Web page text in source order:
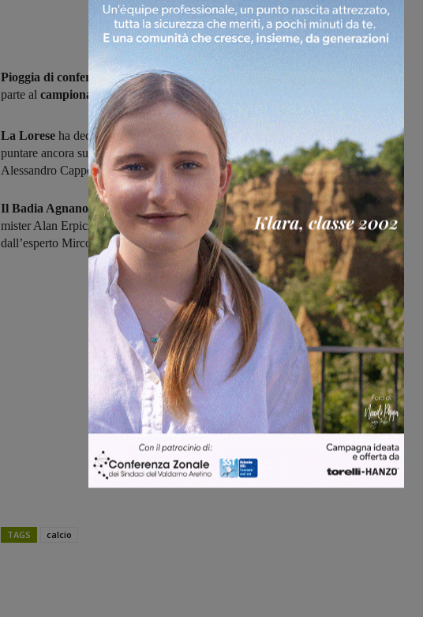
Pioggia di conferme per le panchinedelle squadre valdarnesi che penderanno
parte al campionato di Terza categoria 2025-2026-girone Arezzo.
La Lorese ha deciso di confermare Riccardo Rotesi, il Badia a Rotiha scelto di
puntare ancora su Daniele Vestri mentrel’Atletico Valdambraha confermato
Alessandro Cappelli .
Il Badia Agnano,dopo la retrocessione in Terzacategoria
continuerà insieme a
mister Alan Erpici. ABucinel’unico cambio: mister Uncini sarà sostituito
dall’esperto Mirco Martini.
TAGS calcio